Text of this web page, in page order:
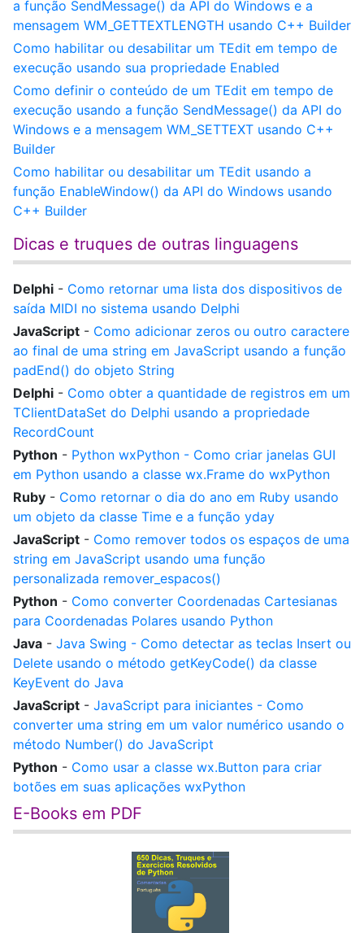
a função SendMessage() da API do Windows e a
mensagem WM_GETTEXTLENGTH usando C++ Builder
Como habilitar ou desabilitar um TEdit em tempo de
execução usando sua propriedade Enabled
Como definir o conteúdo de um TEdit em tempo de
execução usando a função SendMessage() da API do
Windows e a mensagem WM_SETTEXT usando C++
Builder
Como habilitar ou desabilitar um TEdit usando a
função EnableWindow() da API do Windows usando
C++ Builder
Dicas e truques de outras linguagens
Delphi - Como retornar uma lista dos dispositivos de
saída MIDI no sistema usando Delphi
JavaScript - Como adicionar zeros ou outro caractere
ao final de uma string em JavaScript usando a função
padEnd() do objeto String
Delphi - Como obter a quantidade de registros em um
TClientDataSet do Delphi usando a propriedade
RecordCount
Python - Python wxPython - Como criar janelas GUI
em Python usando a classe wx.Frame do wxPython
Ruby - Como retornar o dia do ano em Ruby usando
um objeto da classe Time e a função yday
JavaScript - Como remover todos os espaços de uma
string em JavaScript usando uma função
personalizada remover_espacos()
Python - Como converter Coordenadas Cartesianas
para Coordenadas Polares usando Python
Java - Java Swing - Como detectar as teclas Insert ou
Delete usando o método getKeyCode() da classe
KeyEvent do Java
JavaScript - JavaScript para iniciantes - Como
converter uma string em um valor numérico usando o
método Number() do JavaScript
Python - Como usar a classe wx.Button para criar
botões em suas aplicações wxPython
E-Books em PDF